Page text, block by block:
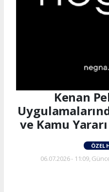
Kenan
ve Kamu
ÖZEL
06.07.2026 - 11:09,